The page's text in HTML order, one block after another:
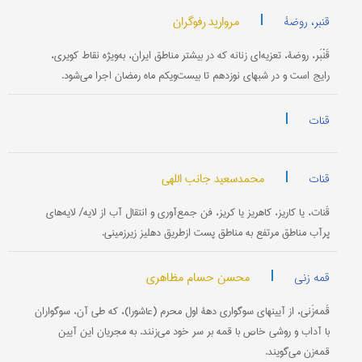
قنبر، روضۀ | مروارید رفوگران
قَنْبَر، روضۀ، تعزیه‌ای زنانه که در بیشتر مناطق ایران، به‌ویژه نقاط کویری،
رایج است و در شبهای نوزدهم تا بیست‌ویکم ماه رمضان اجرا می‌شود.
قنات |
قنات | محمدسعید جانب اللهی
قَنات، یا کاریز، کاهریز یا کریز، فن جمع‌آوری و انتقال آب از لایه/ لایه‌های
پرآب مناطق مرتفع به مناطق پست ازطریق دهلیز زیرزمینی.
قمه زنی | محسن حسام مظاهری
قَمه‌زَنی، از آیینهای سوگواری دهۀ اول محرم (عاشورا)، که طی آن، سوگواران
با آداب و روشی خاص با قمه بر سر خود می‌زنند. به مجریان این آیین
قمه‌زن می‌گویند.